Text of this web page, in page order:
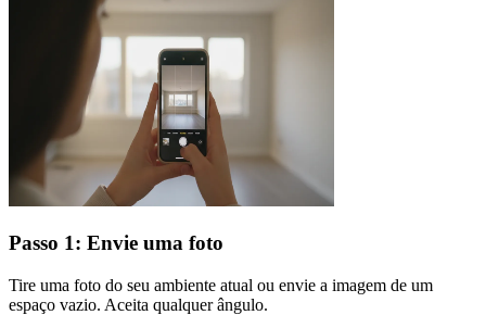
Passo 1: Envie uma foto
Tire uma foto do seu ambiente atual ou envie a imagem de um
espaço vazio. Aceita qualquer ângulo.